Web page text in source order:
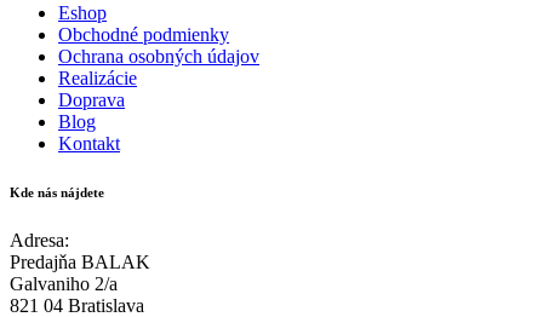
Eshop
Obchodné podmienky
Ochrana osobných údajov
Realizácie
Doprava
Blog
Kontakt
Kde nás nájdete
Adresa:
Predajňa BALAK
Galvaniho 2/a
821 04 Bratislava